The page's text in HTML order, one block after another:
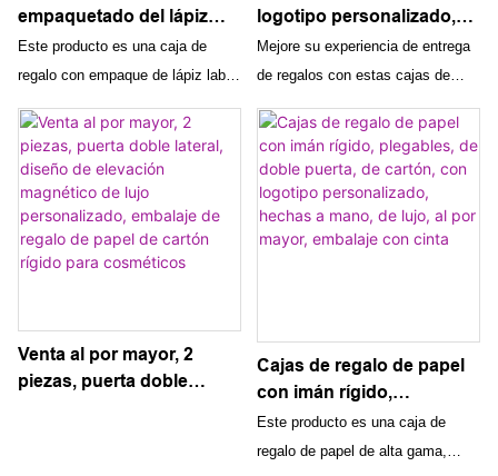
empaquetado del lápiz
labial cosmético del oro
de alta calidad del nuevo
fabricante profesional
Este producto es una caja de
regalo con empaque de lápiz labial
diseñada para distribución
mayorista. Está fabricado por una
empresa profesional conocida por
su experiencia en la creación de
soluciones de embalaje de lujo.
logotipo personalizado,
cajas de regalo grandes
con tapas, maleta
lujo
Mejore su experiencia de entrega
de regalos con estas cajas de
gratuitas y logotipos
personalizados. Diseñados con
tapas y empaques de lujo tipo
maleta magnética, agregan un
toque de sofisticación y elegancia
Venta al por mayor, 2
piezas, puerta doble
Cajas de regalo de papel
con imán rígido,
plegables, de doble
puerta, de cartón, con
Este producto es una caja de
regalo de papel de alta gama,